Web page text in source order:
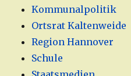
Kommunalpolitik
Ortsrat Kaltenweide
Region Hannover
Schule